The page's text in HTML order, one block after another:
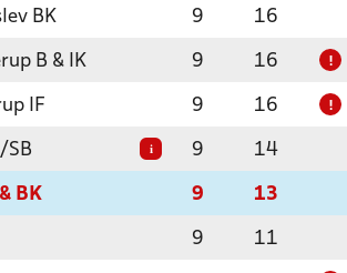
BK 9 16
B & IK 9 16 !
IF 9 16 !
SB i 9 14
BK 9 13
9 11